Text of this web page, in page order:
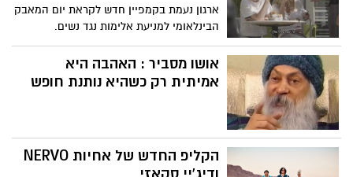
ארגון נעמת בקמפיין חדש לקראת יום המאבק
הבינלאומי למניעת אלימות נגד נשים.
בסרטונים נראות ידועניות כאשר הן מצולמות
כביכול במצלמה נסתרת ונתפסות מטרידות,
מחפיצות ומקטינות גברים. הסרטונים נוגעים
בשלל סוגיות הקשורות באופן ישיר לתופעת
רוצה אותך בתחתונים – תתפשט!" - צפו
אושו מסביר : האהבה היא
אמיתית רק כשהיא נותנת חופש
הקליפ החדש של אחיות NERVO